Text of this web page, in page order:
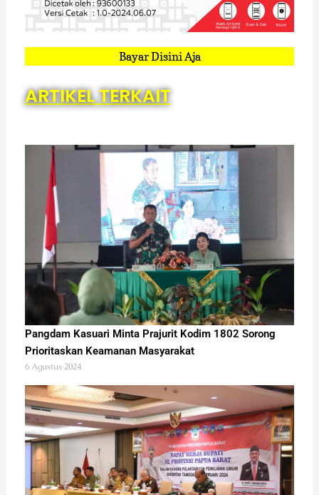
Bayar Disini Aja
ARTIKEL TERKAIT
Pangdam Kasuari Minta Prajurit Kodim 1802 Sorong
Prioritaskan Keamanan Masyarakat
6 Agustus 2024